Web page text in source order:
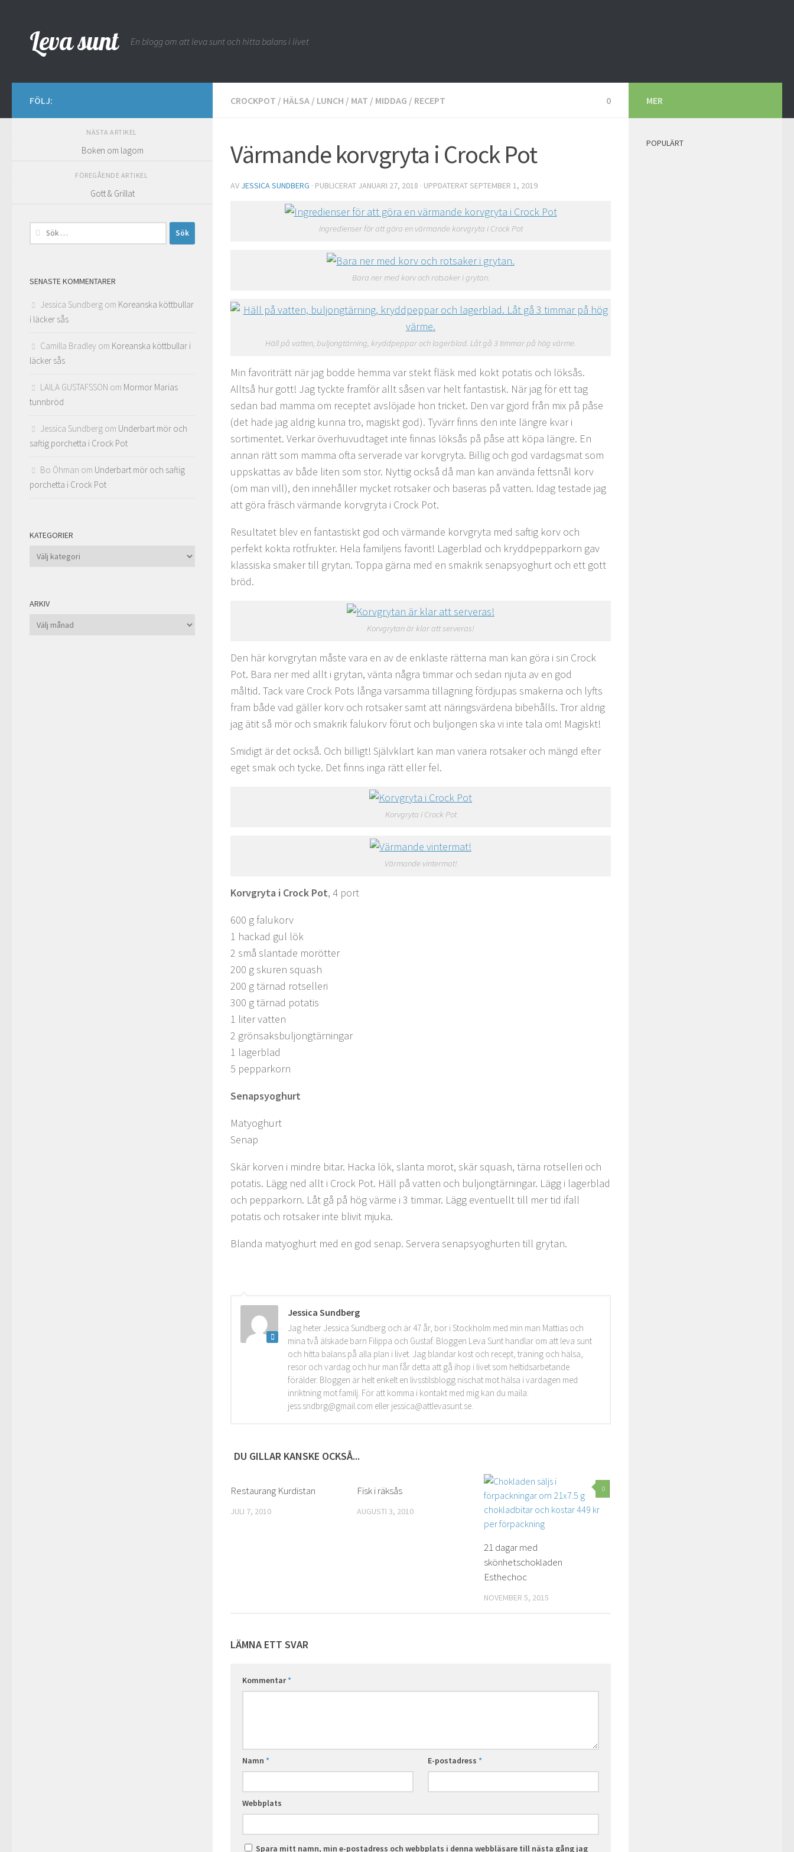
Leva sunt En blogg om att leva sunt och hitta balans i livet
CROCKPOT / HÄLSA / LUNCH / MAT / MIDDAG / RECEPT 0
Värmande korvgryta i Crock Pot
AV JESSICA SUNDBERG · PUBLICERAT JANUARI 27, 2018 · UPPDATERATSEPTEMBER 1, 2019
Ingredienser för att göra en värmande korvgryta i Crock Pot
Bara ner med korv och rotsaker i grytan.
Häll på vatten, buljongtärning, kryddpeppar och lagerblad. Låt gå 3 timmar på hög värme.
Min favoriträtt när jag bodde hemma var stekt fläsk med kokt potatis och löksås.
Alltså hur gott! Jag tyckte framför allt såsen var helt fantastisk. När jag för ett tag
sedan bad mamma om receptet avslöjade hon tricket. Den var gjord från mix på påse
(det hade jag aldrig kunna tro, magiskt god). Tyvärr finns den inte längre kvar i
sortimentet. Verkar överhuvudtaget inte finnas löksås på påse att köpa längre. En
annan rätt som mamma ofta serverade var korvgryta. Billig och god vardagsmat som
uppskattas av både liten som stor. Nyttig också då man kan använda fettsnål korv
(om man vill), den innehåller mycket rotsaker och baseras på vatten. Idag testade jag
att göra fräsch värmande korvgryta i Crock Pot.
Resultatet blev en fantastiskt god och värmande korvgryta med saftig korv och
perfekt kokta rotfrukter. Hela familjens favorit! Lagerblad och kryddpepparkorn gav
klassiska smaker till grytan. Toppa gärna med en smakrik senapsyoghurt och ett gott
bröd.
Korvgrytan är klar att serveras!
Den här korvgrytan måste vara en av de enklaste rätterna man kan göra i sin Crock
Pot. Bara ner med allt i grytan, vänta några timmar och sedan njuta av en god
måltid. Tack vare Crock Pots långa varsamma tillagning fördjupas smakerna och lyfts
fram både vad gäller korv och rotsaker samt att näringsvärdena bibehålls. Tror aldrig
jag ätit så mör och smakrik falukorv förut och buljongen ska vi inte tala om! Magiskt!
Smidigt är det också. Och billigt! Självklart kan man variera rotsaker och mängd efter
eget smak och tycke. Det finns inga rätt eller fel.
Korvgryta i Crock Pot
Värmande vintermat!
Korvgryta i Crock Pot, 4 port
600 g falukorv
1 hackad gul lök
2 små slantade morötter
200 g skuren squash
200 g tärnad rotselleri
300 g tärnad potatis
1 liter vatten
2 grönsaksbuljongtärningar
1 lagerblad
5 pepparkorn
Senapsyoghurt
Matyoghurt
Senap
Skär korven i mindre bitar. Hacka lök, slanta morot, skär squash, tärna rotselleri och
potatis. Lägg ned allt i Crock Pot. Häll på vatten och buljongtärningar. Lägg i lagerblad
och pepparkorn. Låt gå på hög värme i 3 timmar. Lägg eventuellt till mer tid ifall
potatis och rotsaker inte blivit mjuka.
Blanda matyoghurt med en god senap. Servera senapsyoghurten till grytan.
Jessica Sundberg
Jag heter Jessica Sundberg och är 47 år, bor i Stockholm med min man Mattias och
mina två älskade barn Filippa och Gustaf. Bloggen Leva Sunt handlar om att leva sunt
och hitta balans på alla plan i livet. Jag blandar kost och recept, träning och hälsa,
resor och vardag och hur man får detta att gå ihop i livet som heltidsarbetande
förälder. Bloggen är helt enkelt en livsstilsblogg nischat mot hälsa i vardagen med
inriktning mot familj. För att komma i kontakt med mig kan du maila:
jess.sndbrg@gmail.com eller jessica@attlevasunt.se.
DU GILLAR KANSKE OCKSÅ...
Restaurang Kurdistan
JULI 7, 2010
Fisk i räksås
AUGUSTI 3, 2010
0
21 dagar med
skönhetschokladen
Esthechoc
NOVEMBER 5, 2015
LÄMNA ETT SVAR
Kommentar*
Namn * E-postadress*
Webbplats
Spara mitt namn, min e-postadress och webbplats i denna webbläsare till nästa gång jag
FÖLJ:
NÄSTA ARTIKEL
Boken om lagom
FÖREGÅENDE ARTIKEL
Gott & Grillat
Sök
efter:
SENASTE KOMMENTARER
Jessica Sundberg om Koreanska köttbullar
i läcker sås
Camilla Bradley om Koreanska köttbullar i
läcker sås
LAILA GUSTAFSSON om Mormor Marias
tunnbröd
Jessica Sundberg om Underbart mör och
saftig porchetta i Crock Pot
Bo Öhman om Underbart mör och saftig
porchetta i Crock Pot
KATEGORIER
Kategorier
ARKIV
Arkiv
MER
POPULÄRT